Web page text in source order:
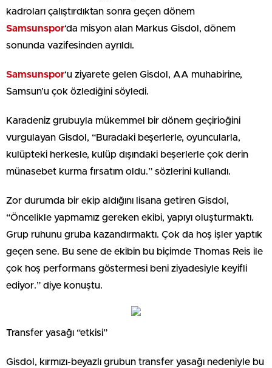
kadroları çalıştırdıktan sonra geçen dönem
Samsunspor‘da misyon alan Markus Gisdol, dönem
sonunda vazifesinden ayrıldı.
Samsunspor‘u ziyarete gelen Gisdol, AA muhabirine,
Samsun’u çok özlediğini söyledi.
Karadeniz grubuyla mükemmel bir dönem geçirioğini
vurgulayan Gisdol, “Buradaki beşerlerle, oyuncularla,
kulüpteki herkesle, kulüp dışındaki beşerlerle çok derin
münasebet kurma fırsatım oldu.” sözlerini kullandı.
Zor durumda bir ekip aldığını lisana getiren Gisdol,
“Öncelikle yapmamız gereken ekibi, yapıyı oluşturmaktı.
Grup ruhunu gruba kazandırmaktı. Çok da hoş işler yaptık
geçen sene. Bu sene de ekibin bu biçimde Thomas Reis ile
çok hoş performans göstermesi beni ziyadesiyle keyifli
ediyor.” diye konuştu.
Transfer yasağı “etkisi”
Gisdol, kırmızı-beyazlı grubun transfer yasağı nedeniyle bu